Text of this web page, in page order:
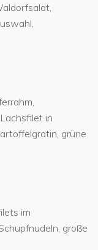
in
grüne
im
große